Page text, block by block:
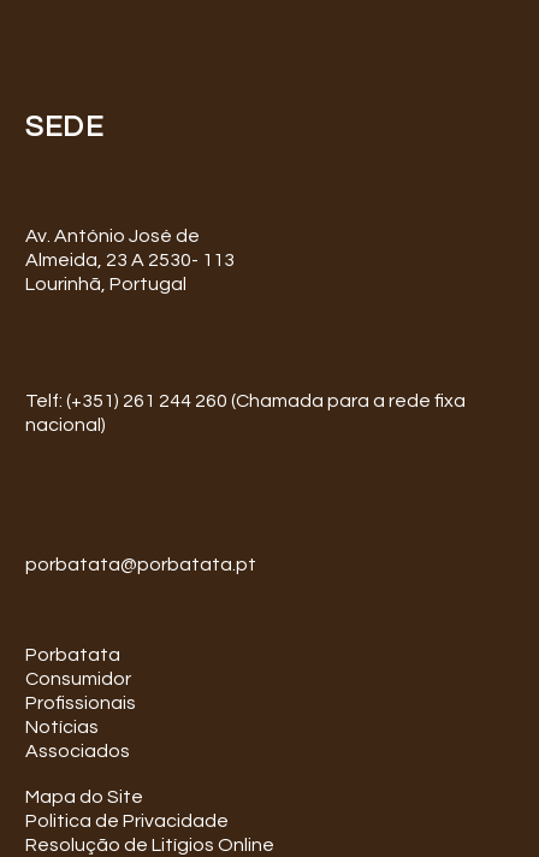
SEDE
Av. António José de
Almeida, 23 A 2530- 113
Lourinhã, Portugal
Telf: (+351) 261 244 260 (Chamada para a rede fixa
nacional)
porbatata@porbatata.pt
Porbatata
Consumidor
Profissionais
Notícias
Associados
Mapa do Site
Politica de Privacidade
Resolução de Litígios Online